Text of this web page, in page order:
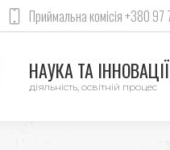
Приймальна комісія +380
НАУКА ТА ІННОВАЦІЇ
діяльність, освітній процес